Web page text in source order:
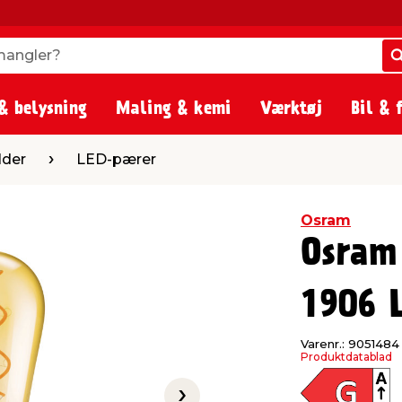
belysning Maling & kemi Værktøj Bil &
pærer LED-pærer
Osram
1906
Varenr.: 9051484
Produktdatablad